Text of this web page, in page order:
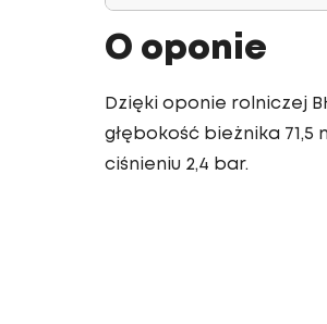
O oponie
Dzięki oponie rolniczej
głębokość bieżnika
ciśnieniu 2,4 bar.